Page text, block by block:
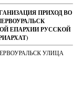
ПРИХОД ВО
ЕПАРХИИ РУССКОЙ
УЛИЦА